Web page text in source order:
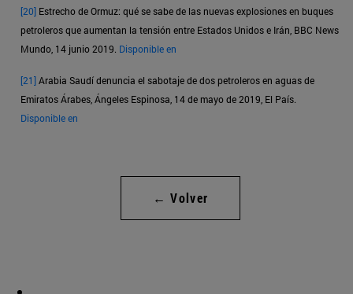
[20] Estrecho de Ormuz: qué se sabe de las nuevas explosiones en buques
petroleros que aumentan la tensión entre Estados Unidos e Irán, BBC News
Mundo, 14 junio 2019. Disponible en
[21]Arabia Saudí denuncia el sabotaje de dos petroleros en aguas de
Emiratos Árabes, Ángeles Espinosa, 14 de mayo de 2019, El País.
Disponible en
← Volver